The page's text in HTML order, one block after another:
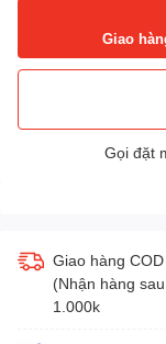
Giao
Gọi đặt
Giao hàng
(Nhận hàng
1.000k